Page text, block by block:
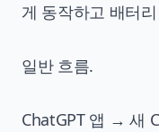
게 동작하고 배터
일반 흐름.
ChatGPT 앱 → 새